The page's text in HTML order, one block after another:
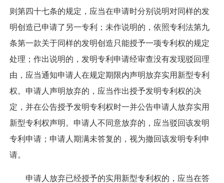
则第四十七条的规定，应当在申请时分别说明对同样的发
明创造已申请了另一专利；未作说明的，依照专利法第九
条第一款关于同样的发明创造只能授予一项专利权的规定
处理；作出说明的，发明专利申请经审查没有发现驳回理
由，应当通知申请人在规定期限内声明放弃实用新型专利
权。申请人声明放弃的，应当作出授予发明专利权的决
定，并在公告授予发明专利权时一并公告申请人放弃实用
新型专利权声明。申请人不同意放弃的，应当驳回该发明
专利申请；申请人期满未答复的，视为撤回该发明专利申
请。
申请人放弃已经授予的实用新型专利权的，应当在答